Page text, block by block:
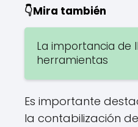
👇Mira también
La importancia de
herramientas
Es importante
la contabilización